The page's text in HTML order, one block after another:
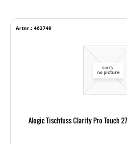
Alogic Tischfuss Clarity Pro Touch
Artnr.: 463749